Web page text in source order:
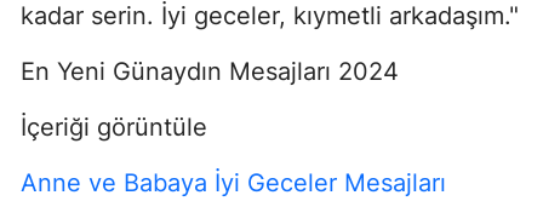
kadar serin. İyi geceler, kıymetli arkadaşım."
En Yeni Günaydın Mesajları 2024
İçeriği görüntüle
Anne ve Babaya İyi Geceler Mesajları